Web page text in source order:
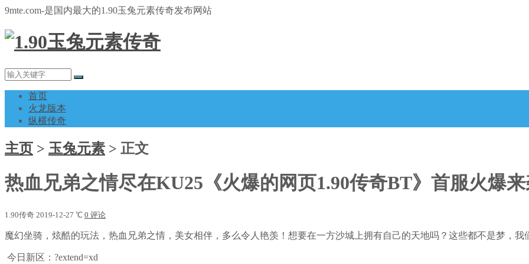
9mte.com-是国内最大的1.90玉兔元素传奇发布网站
首页
火龙版本
纵横传奇
主页 > 玉兔元素 > 正文
热血兄弟之情尽在KU25《火爆的网页1.90传奇BT》首服火爆
1.90传奇 2019-12-27 ℃ 0 评论
魔幻坐骑，炫酷的玩法，热血兄弟之情，美女相伴，多么令人艳羡！想要在一方沙城上拥有自己的天地吗？这些都不是梦，我
今日新区：?extend=xd